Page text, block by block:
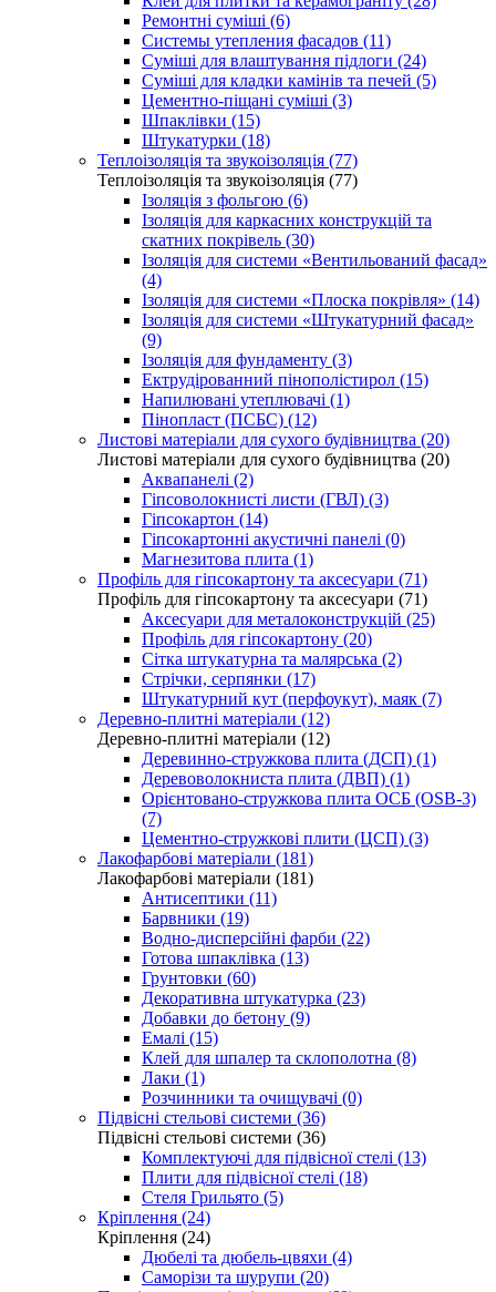
Ремонтні суміші (6)
Системы утепления фасадов (11)
Суміші для влаштування підлоги (24)
Суміші для кладки камінів та печей (5)
Цементно-піщані суміші (3)
Шпаклівки (15)
Штукатурки (18)
Теплоізоляція та звукоізоляція (77)
Теплоізоляція та звукоізоляція (77)
Ізоляція з фольгою (6)
Ізоляція для каркасних конструкцій та
скатних покрівель (30)
Ізоляція для системи «Вентильований фасад»
(4)
Ізоляція для системи «Плоска покрівля» (14)
Ізоляція для системи «Штукатурний фасад»
(9)
Ізоляція для фундаменту (3)
Ектрудірованний пінополістирол (15)
Напилювані утеплювачі (1)
Пінопласт (ПСБС) (12)
Листові матеріали для сухого будівництва (20)
Листові матеріали для сухого будівництва (20)
Аквапанелі (2)
Гіпсоволокнисті листи (ГВЛ) (3)
Гіпсокартон (14)
Гіпсокартонні акустичні панелі (0)
Магнезитова плита (1)
Профіль для гіпсокартону та аксесуари (71)
Профіль для гіпсокартону та аксесуари (71)
Аксесуари для металоконструкцій (25)
Профіль для гіпсокартону (20)
Сітка штукатурна та малярська (2)
Стрічки, серпянки (17)
Штукатурний кут (перфоукут), маяк (7)
Деревно-плитні матеріали (12)
Деревно-плитні матеріали (12)
Деревинно-стружкова плита (ДСП) (1)
Деревоволокниста плита (ДВП) (1)
Орієнтовано-стружкова плита ОСБ (OSB-3)
(7)
Цементно-стружкові плити (ЦСП) (3)
Лакофарбові матеріали (181)
Лакофарбові матеріали (181)
Антисептики (11)
Барвники (19)
Водно-дисперсійні фарби (22)
Готова шпаклівка (13)
Грунтовки (60)
Декоративна штукатурка (23)
Добавки до бетону (9)
Емалі (15)
Клей для шпалер та склополотна (8)
Лаки (1)
Розчинники та очищувачі (0)
Підвісні стельові системи (36)
Підвісні стельові системи (36)
Комплектуючі для підвісної стелі (13)
Плити для підвісної стелі (18)
Стеля Грильято (5)
Кріплення (24)
Кріплення (24)
Дюбелі та дюбель-цвяхи (4)
Саморізи та шурупи (20)